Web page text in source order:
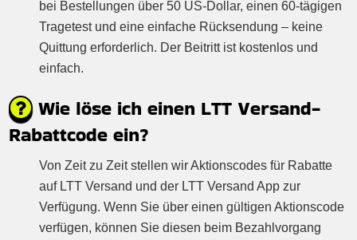
bei Bestellungen über 50 US-Dollar, einen 60-tägigen
Tragetest und eine einfache Rücksendung – keine
Quittung erforderlich. Der Beitritt ist kostenlos und
einfach.
Wie löse ich einen LTT Versand-
Rabattcode ein?
Von Zeit zu Zeit stellen wir Aktionscodes für Rabatte
auf LTT Versand und der LTT Versand App zur
Verfügung. Wenn Sie über einen gültigen Aktionscode
verfügen, können Sie diesen beim Bezahlvorgang